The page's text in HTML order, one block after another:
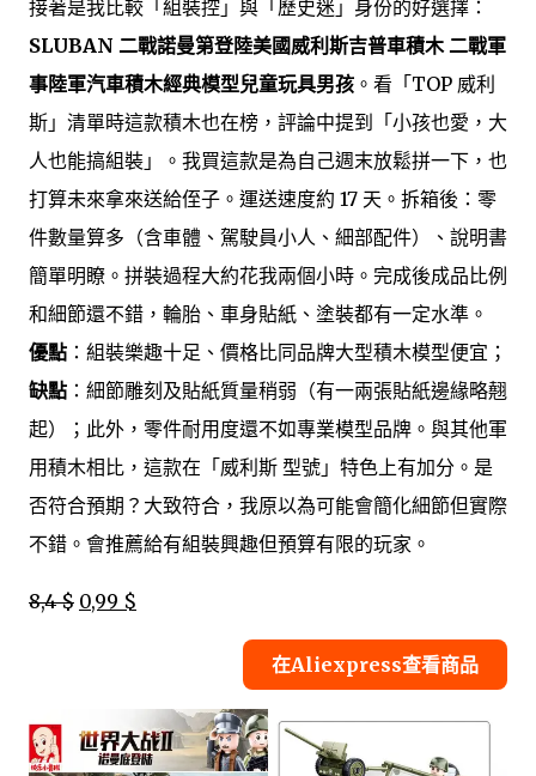
接著是我比較「組裝控」與「歷史迷」身份的好選擇：
SLUBAN 二戰諾曼第登陸美國威利斯吉普車積木 二戰軍
事陸軍汽車積木經典模型兒童玩具男孩 。看「TOP 威利
斯」清單時這款積木也在榜，評論中提到「小孩也愛，大
人也能搞組裝」。我買這款是為自己週末放鬆拼一下，也
打算未來拿來送給侄子。運送速度約 17 天。拆箱後：零
件數量算多（含車體、駕駛員小人、細部配件）、說明書
簡單明瞭。拼裝過程大約花我兩個小時。完成後成品比例
和細節還不錯，輪胎、車身貼紙、塗裝都有一定水準。
優點 ：組裝樂趣十足、價格比同品牌大型積木模型便宜；
缺點 ：細節雕刻及貼紙質量稍弱（有一兩張貼紙邊緣略翹
起）；此外，零件耐用度還不如專業模型品牌。與其他軍
用積木相比，這款在「威利斯 型號」特色上有加分。是
否符合預期？大致符合，我原以為可能會簡化細節但實際
不錯。會推薦給有組裝興趣但預算有限的玩家。
8,4 $ 0,99 $
在Aliexpress查看商品